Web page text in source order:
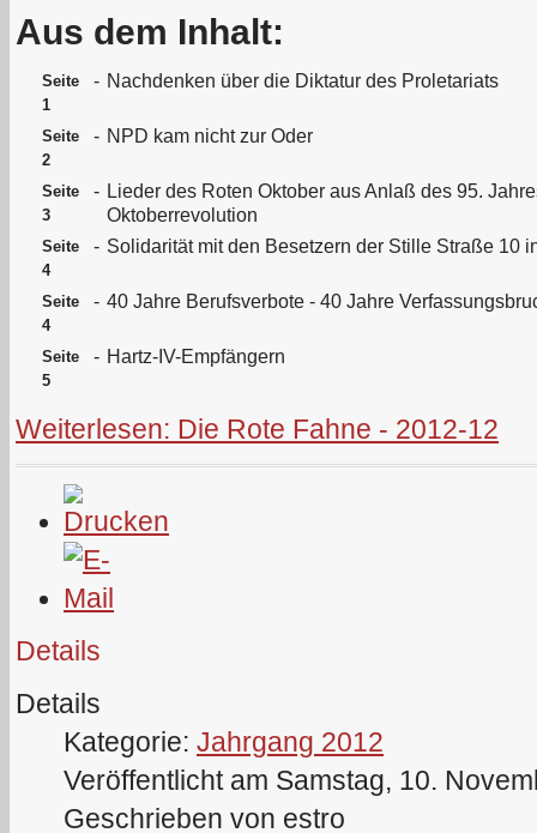
Aus dem Inhalt:
Seite
1
- Nachdenken über die Diktatur des Proletariats
Seite
2
- NPD kam nicht zur Oder
Seite
3
- Lieder des Roten Oktober aus Anlaß des 95.
Oktoberrevolution
Seite
4
- Solidarität mit den Besetzern der Stille Straße 10
Seite
4
- 40 Jahre Berufsverbote - 40 Jahre
Seite
5
- Hartz-IV-Empfängern
Weiterlesen: Die Rote Fahne - 2012-12
Details
Details
Kategorie: Jahrgang 2012
Veröffentlicht am Samstag, 10.
Geschrieben von estro